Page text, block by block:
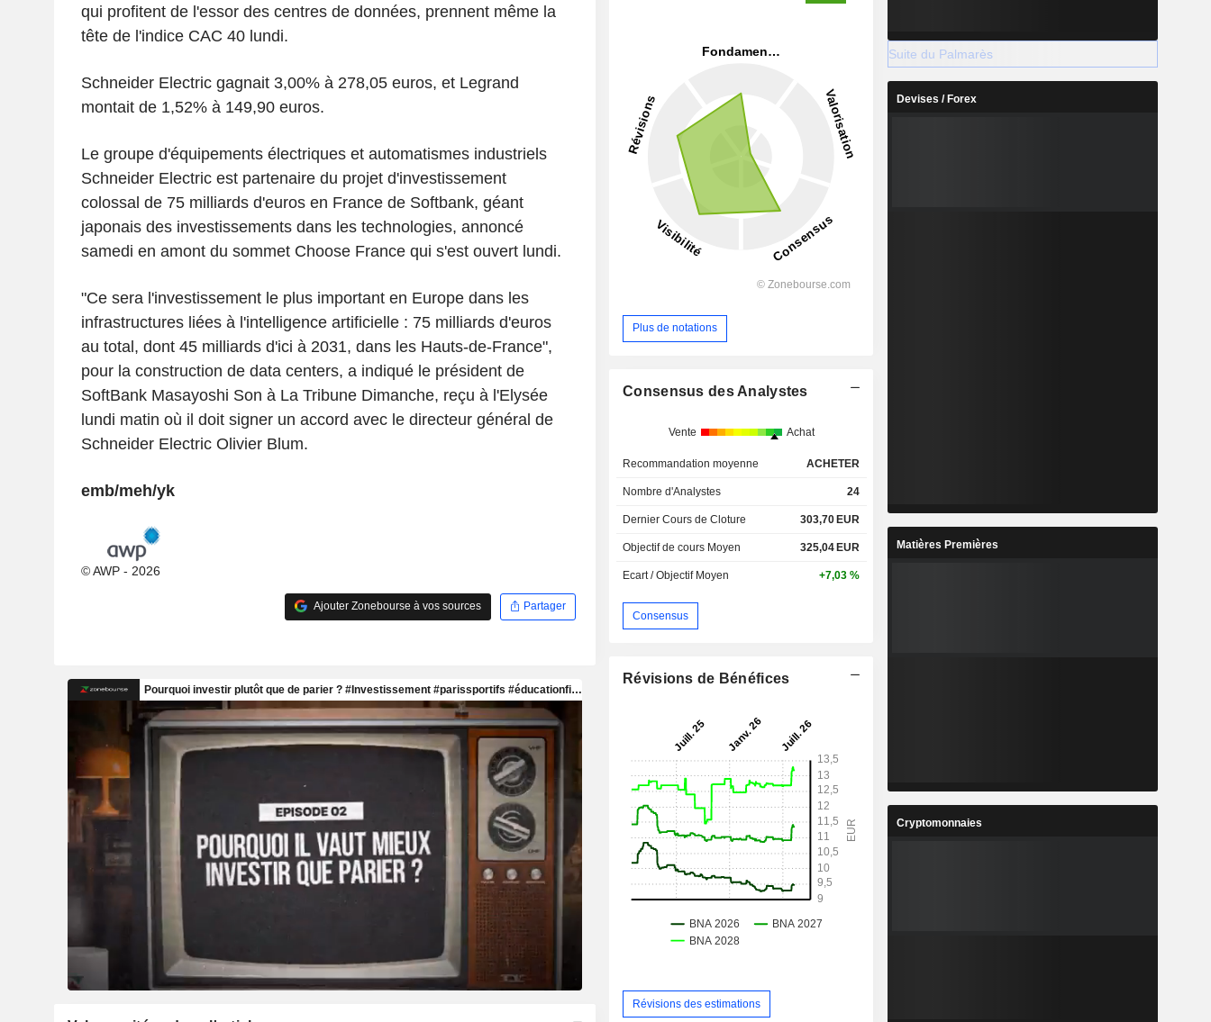
qui profitent de l'essor des centres de données, prennent même la
tête de l'indice CAC 40 lundi.
Schneider Electric gagnait 3,00% à 278,05 euros, et Legrand
montait de 1,52% à 149,90 euros.
Le groupe d'équipements électriques et automatismes industriels
Schneider Electric est partenaire du projet d'investissement
colossal de 75 milliards d'euros en France de Softbank, géant
japonais des investissements dans les technologies, annoncé
samedi en amont du sommet Choose France qui s'est ouvert lundi.
"Ce sera l'investissement le plus important en Europe dans les
infrastructures liées à l'intelligence artificielle : 75 milliards d'euros
au total, dont 45 milliards d'ici à 2031, dans les Hauts-de-France",
pour la construction de data centers, a indiqué le président de
SoftBank Masayoshi Son à La Tribune Dimanche, reçu à l'Elysée
lundi matin où il doit signer un accord avec le directeur général de
Schneider Electric Olivier Blum.
emb/meh/yk
© AWP - 2026
Ajouter Zonebourse à vos sources Partager
Plus de notations
Consensus des Analystes
Vente Achat
Recommandation moyenne ACHETER
Nombre d'Analystes 24
Dernier Cours de Cloture 303,70 EUR
Objectif de cours Moyen 325,04 EUR
Ecart / Objectif Moyen +7,03 %
Consensus
Révisions de Bénéfices
Révisions des estimations
Suite du Palmarès
Devises / Forex
Matières Premières
Cryptomonnaies